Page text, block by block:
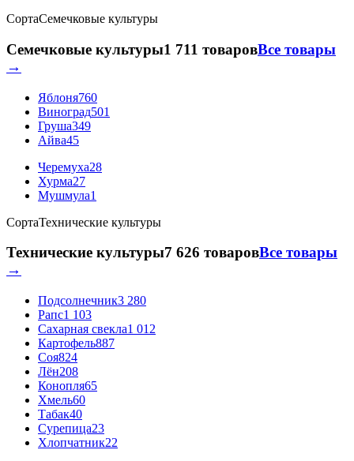
СортаСемечковые культуры
Семечковые культуры1 711 товаровВсе товары
→
Яблоня760
Виноград501
Груша349
Айва45
Черемуха28
Хурма27
Мушмула1
СортаТехнические культуры
Технические культуры7 626 товаровВсе товары
→
Подсолнечник3 280
Рапс1 103
Сахарная свекла1 012
Картофель887
Соя824
Лён208
Конопля65
Хмель60
Табак40
Сурепица23
Хлопчатник22